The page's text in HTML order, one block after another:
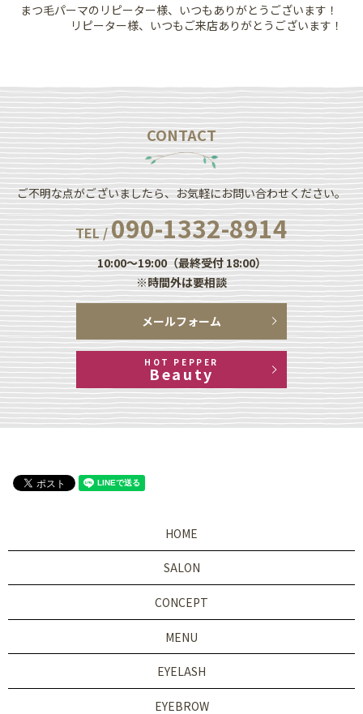
まつ毛パーマのリピーター様、いつもありがとうございます！
リピーター様、いつもご来店ありがとうございます！
CONTACT
ご不明な点がございましたら、お気軽にお問い合わせください。
TEL /090-1332-8914
10:00～19:00（最終受付 18:00）
※時間外は要相談
メールフォーム
HOT PEPPER
Beauty
HOME
SALON
CONCEPT
MENU
EYELASH
EYEBROW